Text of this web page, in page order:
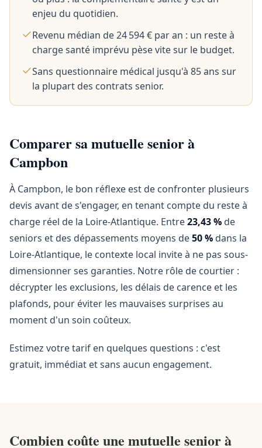
enjeu du quotidien.
Revenu médian de 24 594 € par an : un reste à
charge santé imprévu pèse vite sur le budget.
Sans questionnaire médical jusqu'à 85 ans sur
la plupart des contrats senior.
Comparer sa mutuelle senior à
Campbon
À Campbon, le bon réflexe est de confronter plusieurs
devis avant de s'engager, en tenant compte du reste à
charge réel de la Loire-Atlantique. Entre23,43 % de
seniors et des dépassements moyens de50 % dans la
Loire-Atlantique, le contexte local invite à ne pas sous-
dimensionner ses garanties. Notre rôle de courtier :
décrypter les exclusions, les délais de carence et les
plafonds, pour éviter les mauvaises surprises au
moment d'un soin coûteux.
Estimez votre tarif en quelques questions : c'est
gratuit, immédiat et sans aucun engagement.
Combien coûte une mutuelle senior à